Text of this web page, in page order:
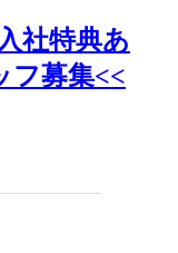
社特典あ
フ募集<<